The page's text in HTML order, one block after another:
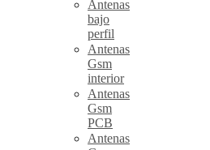
Antenas
bajo
perfil
Antenas
Gsm
interior
Antenas
Gsm
PCB
Antenas